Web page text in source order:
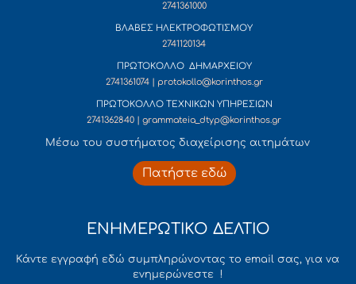
2741361000
ΒΛΑΒΕΣ ΗΛΕΚΤΡΟΦΩΤΙΣΜΟΥ
2741120134
ΠΡΩΤΟΚΟΛΛΟ ΔΗΜΑΡΧΕΙΟΥ
2741361074 | protokollo@korinthos.gr
ΠΡΩΤΟΚΟΛΛΟ ΤΕΧΝΙΚΩΝ ΥΠΗΡΕΣΙΩΝ
2741362840 | grammateia_dtyp@korinthos.gr
Mέσω του συστήματος διαχείρισης αιτημάτων
Πατήστε εδώ
ΕΝΗΜΕΡΩΤΙΚΟ ΔΕΛΤΙΟ
Κάντε εγγραφή εδώ συμπληρώνοντας το email σας, για να
ενημερώνεστε !